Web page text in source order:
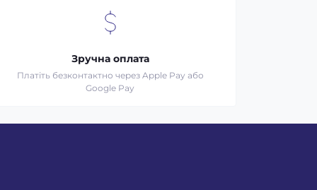
Зручна оплата
Платіть безконтактно через Apple Pay або
Google Pay